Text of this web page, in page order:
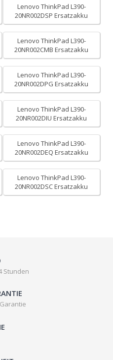
Lenovo ThinkPad L390-
20NR002DSP Ersatzakku
Lenovo ThinkPad L390-
20NR002CMB Ersatzakku
Lenovo ThinkPad L390-
20NR002DPG Ersatzakku
Lenovo ThinkPad L390-
20NR002DIU Ersatzakku
Lenovo ThinkPad L390-
20NR002DEQ Ersatzakku
Lenovo ThinkPad L390-
20NR002DSC Ersatzakku
Stunden